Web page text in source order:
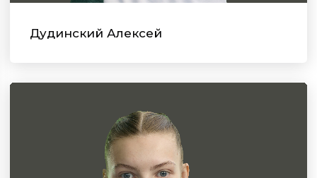
Дудинский Алексей